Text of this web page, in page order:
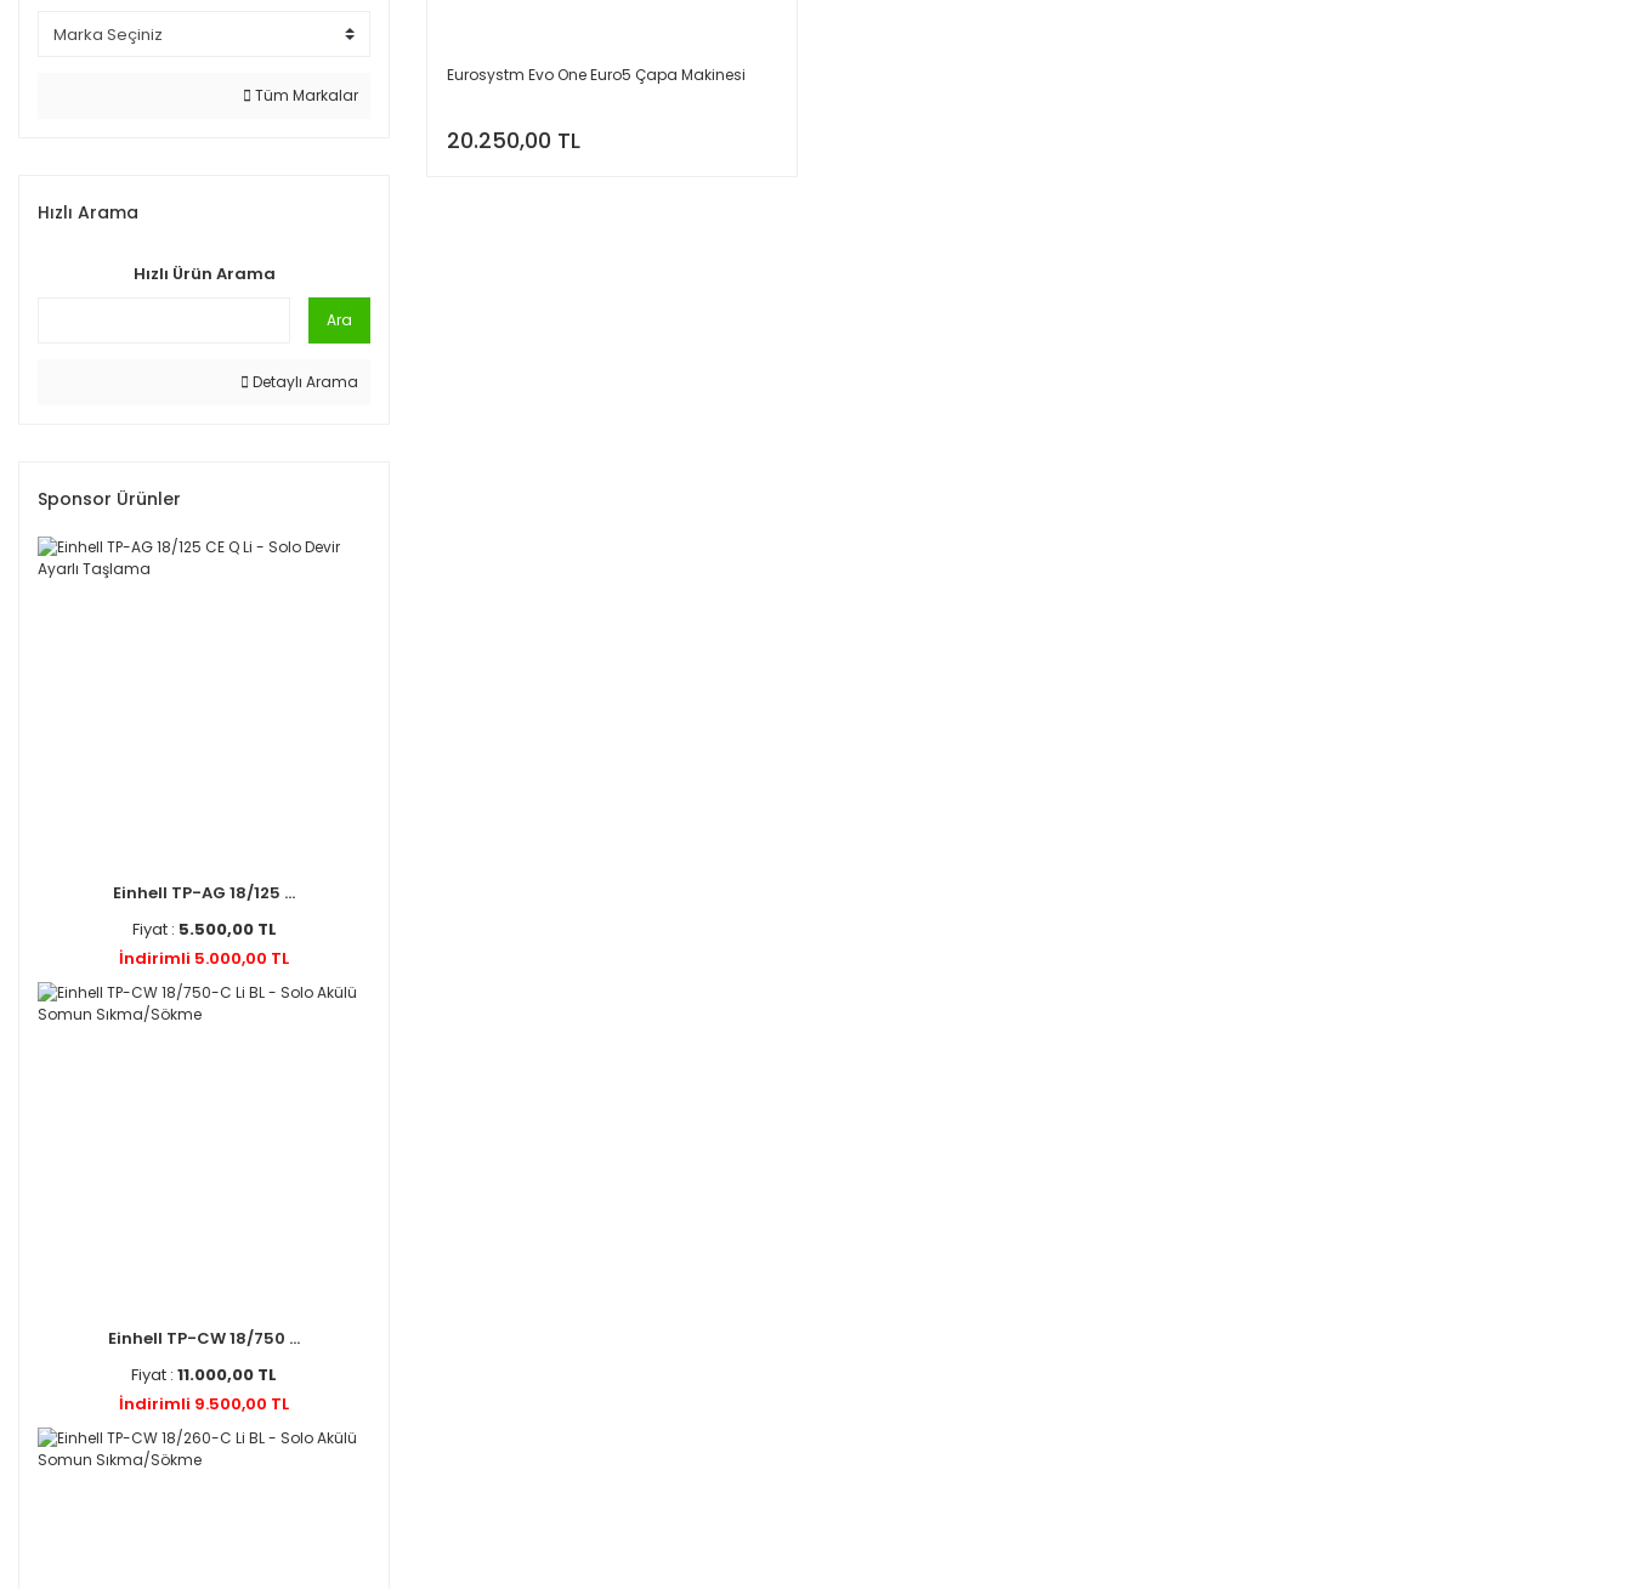
Tüm Markalar
Hızlı Arama
Hızlı Ürün Arama
Ara
Detaylı Arama
Sponsor Ürünler
Einhell TP-AG 18/125 ...
Fiyat : 5.500,00 TL
İndirimli 5.000,00 TL
Einhell TP-CW 18/750 ...
Fiyat : 11.000,00 TL
İndirimli 9.500,00 TL
Eurosystm Evo One Euro5 Çapa Makinesi
20.250,00 TL